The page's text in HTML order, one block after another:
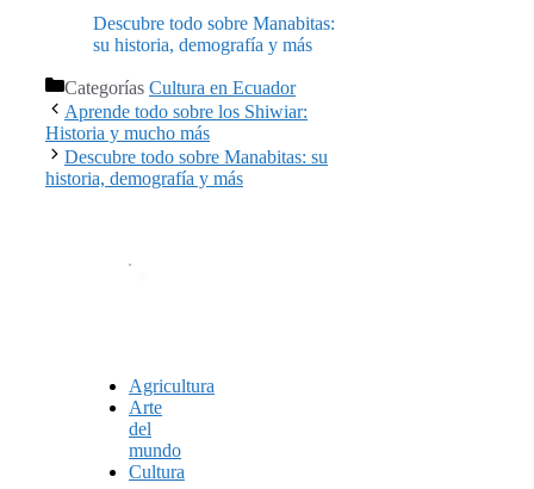
Descubre todo sobre Manabitas:
su historia, demografía y más
Categorías Cultura en Ecuador
Aprende todo sobre los Shiwiar:
Historia y mucho más
Descubre todo sobre Manabitas: su
historia, demografía y más
Agricultura
Arte
del
mundo
Cultura